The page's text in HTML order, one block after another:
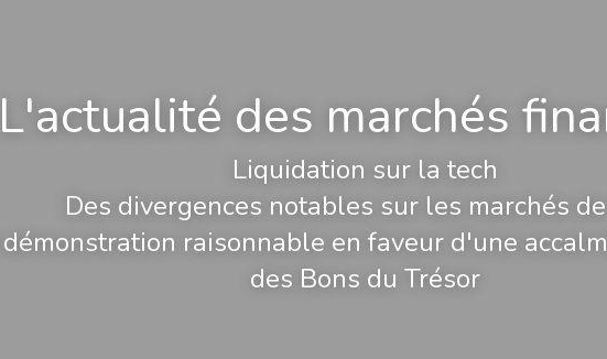
L'actualité des marchés
Liquidation sur la tech
Des divergences notables sur les marchés
raisonnable en faveur d'une
des Bons du Trésor